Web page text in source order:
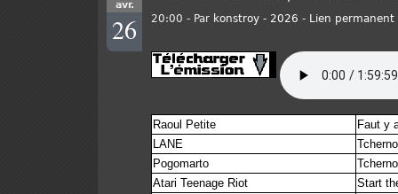
avr.
26 20:00 - Par konstroy - 2026 - Lien permanent
Raoul Petite
Faut y
LANE
Pogomarto
Atari Teenage Riot
Start